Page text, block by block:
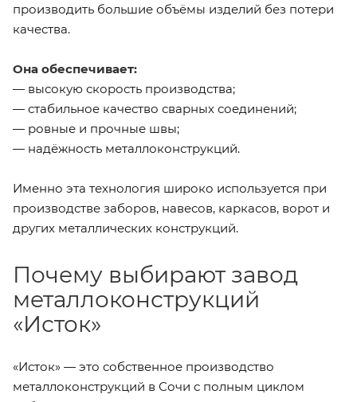
производить большие объёмы изделий без потери
качества.
Она обеспечивает:
— высокую скорость производства;
— стабильное качество сварных соединений;
— ровные и прочные швы;
— надёжность металлоконструкций.
Именно эта технология широко используется при
производстве заборов, навесов, каркасов, ворот и
других металлических конструкций.
Почему выбирают завод
металлоконструкций
«Исток»
«Исток» — это собственное производство
металлоконструкций в Сочи с полным циклом